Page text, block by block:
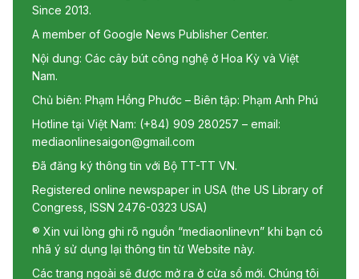
Since 2013.
A member of Google News Publisher Center.
Nội dung: Các cây bút công nghệ ở Hoa Kỳ và Việt
Nam.
Chủ biên: Phạm Hồng Phước – Biên tập: Phạm Anh Phú
Hotline tại Việt Nam: (+84) 909 280257 – email:
mediaonlinesaigon@gmail.com
Đã đăng ký thông tin với Bộ TT-TT VN.
Registered online newspaper in USA (the US Library of
Congress, ISSN 2476-0323 USA)
® Xin vui lòng ghi rõ nguồn “mediaonlinevn” khi bạn có
nhã ý sử dụng lại thông tin từ Website này.
Các trang ngoài sẽ được mở ra ở cửa sổ mới. Chúng tôi